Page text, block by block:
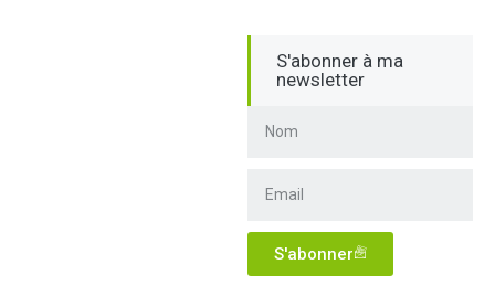
S'abonner à ma
newsletter
S'abonner